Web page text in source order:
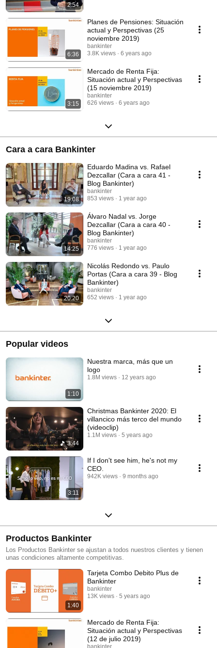
2:54
6:36
Planes de Pensiones: Situación
actual y Perspectivas (25
noviembre 2019)
bankinter
3.8K views
6 years ago
3:15
Mercado de Renta Fija:
Situación actual y Perspectivas
(15 noviembre 2019)
bankinter
626 views
6 years ago
Cara a cara Bankinter
19:08
Eduardo Madina vs. Rafael
Dezcallar (Cara a cara 41 -
Blog Bankinter)
bankinter
853 views
1 year ago
14:25
Álvaro Nadal vs. Jorge
Dezcallar (Cara a cara 40 -
Blog Bankinter)
bankinter
776 views
1 year ago
20:20
Nicolás Redondo vs. Paulo
Portas (Cara a cara 39 - Blog
Bankinter)
bankinter
652 views
1 year ago
Popular videos
1:10
Nuestra marca, más que un
logo
1.8M views 12 years ago
3:44
Christmas Bankinter 2020: El
villancico más terco del mundo
(videoclip)
1.1M views 5 years ago
3:11
If I don't see him, he's not my
CEO.
942K views 9 months ago
Productos Bankinter
Los Productos Bankinter se ajustan a todos nuestros clientes y tienen
unas condiciones altamente competitivas.
1:40
Tarjeta Combo Debito Plus de
Bankinter
bankinter
13K views
5 years ago
Mercado de Renta Fija:
Situación actual y Perspectivas
(12 de julio 2019)
bankinter